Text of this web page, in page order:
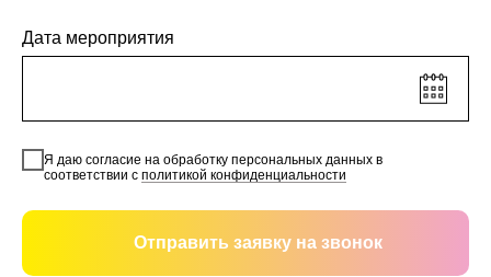
Дата мероприятия
Я даю согласие на обработку персональных данных в
соответствии с политикой конфиденциальности
Отправить заявку на звонок